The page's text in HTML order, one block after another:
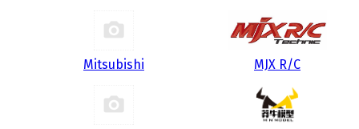
Mitsubishi MJX R/C